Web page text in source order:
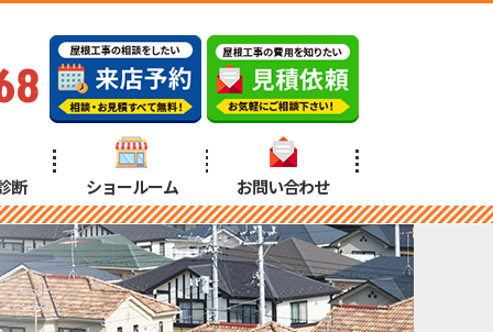
断 ショールーム お問い合わせ